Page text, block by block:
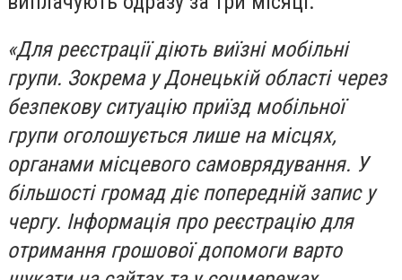
«Для реєстрації діють виїзні мобільні
групи. Зокрема уДонецькій області через
безпекову ситуацію приїзд мобільної
групи оголошується лише на місцях,
органами місцевого самоврядування. У
більшості громад діє попередній запис у
чергу. Інформація про реєстрацію для
отримання грошової допомоги варто